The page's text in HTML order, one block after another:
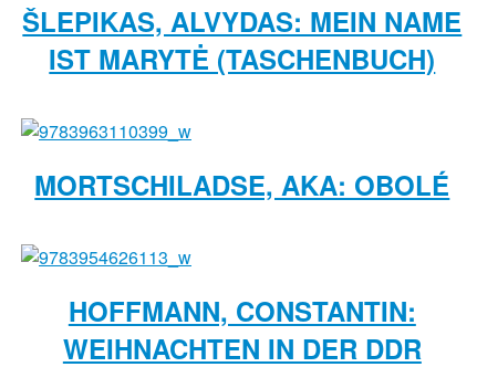
ŠLEPIKAS, ALVYDAS: MEIN NAME
IST MARYTĖ (TASCHENBUCH)
MORTSCHILADSE, AKA: OBOLÉ
HOFFMANN, CONSTANTIN:
WEIHNACHTEN IN DER DDR